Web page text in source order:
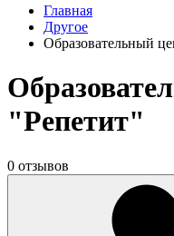
Главная
Другое
Образовательный
"Репетит"
0 отзывов